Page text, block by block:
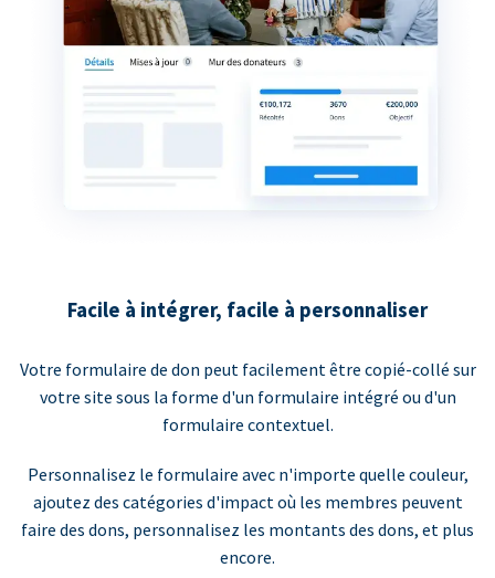
Facile à intégrer, facile à personnaliser
Votre formulaire de don peut facilement être copié-collé sur
votre site sous la forme d'un formulaire intégré ou d'un
formulaire contextuel.
Personnalisez le formulaire avec n'importe quelle couleur,
ajoutez des catégories d'impact où les membres peuvent
faire des dons, personnalisez les montants des dons, et plus
encore.